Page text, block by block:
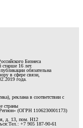
Бизнеса
16 лет.
обязательна
в сфере связи,
года.
реклама в соответствии с
страны
(ОГРН 1106230001173)
д. 13, пом. Н12
+7 905 187-90-61